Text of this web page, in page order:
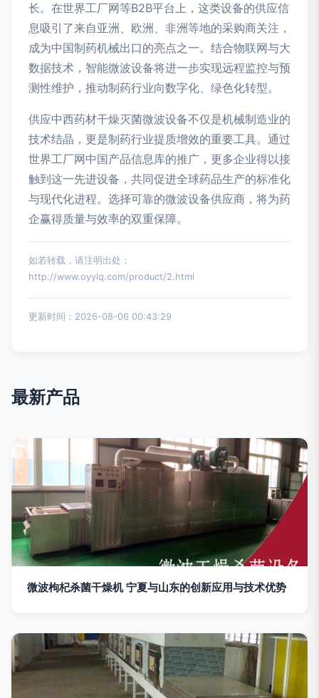
长。在世界工厂网等B2B平台上，这类设备的供应信
息吸引了来自亚洲、欧洲、非洲等地的采购商关注，
成为中国制药机械出口的亮点之一。结合物联网与大
数据技术，智能微波设备将进一步实现远程监控与预
测性维护，推动制药行业向数字化、绿色化转型。
供应中西药材干燥灭菌微波设备不仅是机械制造业的
技术结晶，更是制药行业提质增效的重要工具。通过
世界工厂网中国产品信息库的推广，更多企业得以接
触到这一先进设备，共同促进全球药品生产的标准化
与现代化进程。选择可靠的微波设备供应商，将为药
企赢得质量与效率的双重保障。
如若转载，请注明出处：
http://www.oyylq.com/product/2.html
更新时间：2026-08-06 00:43:29
最新产品
微波枸杞杀菌干燥机 宁夏与山东的创新应用与技术优势